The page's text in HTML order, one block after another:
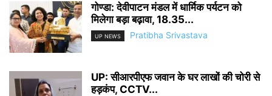
गोण्डा: देवीपाटन मंडल में धार्मिक पर्यटन को
मिलेगा बड़ा बढ़ावा, 18.35...
UP NEWS Pratibha Srivastava
UP: सीआरपीएफ जवान के घर लाखों की चोरी से
हड़कंप, CCTV...